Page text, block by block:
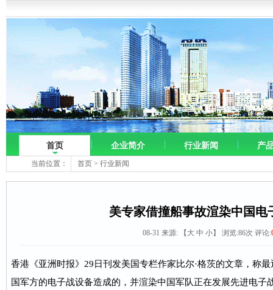
首页 企业简介 行业新闻 产
当前位置： 首页 > 行业新闻
美专家借撞船事故渲染中国电
08-31 来源: 【 大 中 小】 浏览:86次 评论:
香港《亚洲时报》29日刊发美国专栏作家比尔·格茨的文章，称
国军方的电子战设备造成的，并渲染中国军队正在发展先进电子